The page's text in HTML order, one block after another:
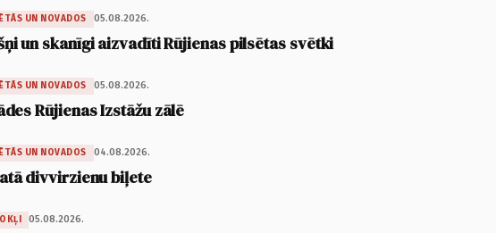
UN NOVADOS 05.08.2026.
un skanīgi aizvadīti Rūjienas pilsētas svētki
UN NOVADOS 05.08.2026.
Rūjienas Izstāžu zālē
UN NOVADOS 04.08.2026.
divvirzienu biļete
05.08.2026.